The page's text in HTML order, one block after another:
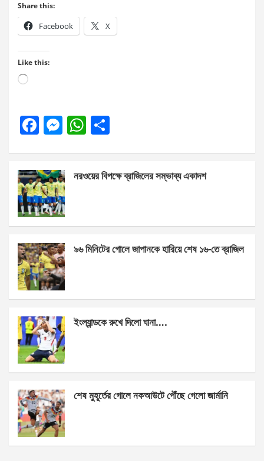
Share this:
Facebook X
Like this:
Loading…
F
b
o
o
k
M
n
g
er
W
s
p
e
নরওয়ের বিপক্ষে ব্রাজিলের সম্ভাব্য একাদশ
৯৬ মিনিটের গোলে জাপানকে হারিয়ে শেষ ১৬-তে ব্রাজিল
ইংল্যান্ডকে রুখে দিলো ঘানা….
শেষ মুহূর্তের গোলে নকআউটে পৌঁছে গেলো জার্মানি